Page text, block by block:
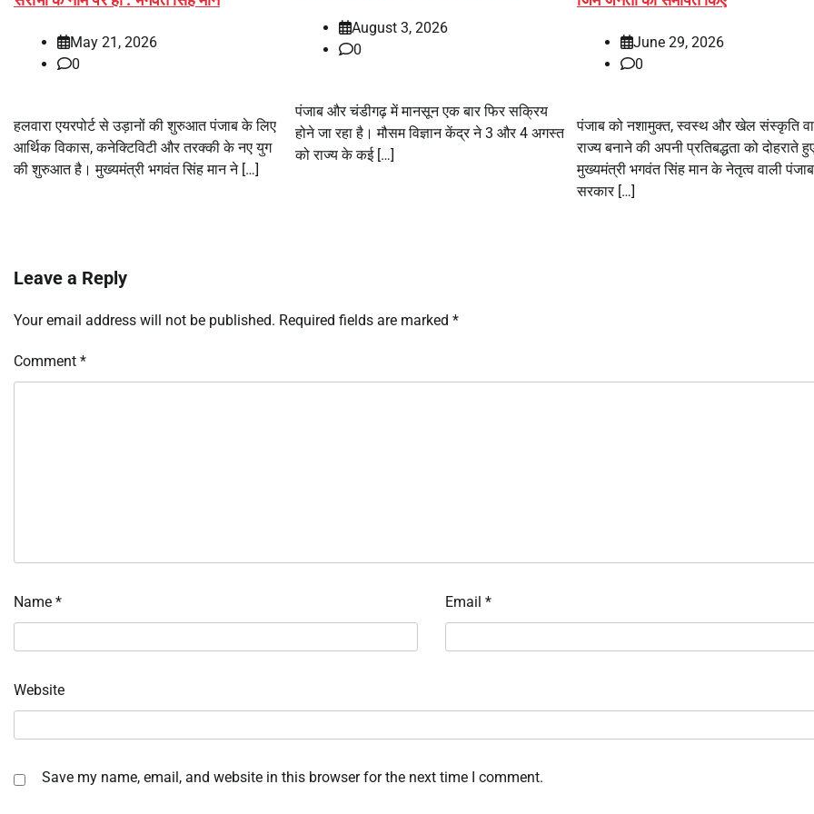
May 21, 2026
0
हलवारा एयरपोर्ट से उड़ानों की शुरुआत पंजाब के लिए
आर्थिक विकास, कनेक्टिविटी और तरक्की के नए युग
की शुरुआत है। मुख्यमंत्री भगवंत सिंह मान ने […]
August 3, 2026
0
पंजाब और चंडीगढ़ में मानसून एक बार फिर सक्रिय
होने जा रहा है। मौसम विज्ञान केंद्र ने 3 और 4 अगस्त
को राज्य के कई […]
June 29, 2026
0
पंजाब को नशामुक्त, स्वस्थ और खेल संस्कृति
राज्य बनाने की अपनी प्रतिबद्धता को दोहराते
मुख्यमंत्री भगवंत सिंह मान के नेतृत्व वाली पंजाब
सरकार […]
Leave a Reply
Your email address will not be published. Required fields are marked *
Comment *
Name * Email *
Website
Save my name, email, and website in this browser for the next time I comment.